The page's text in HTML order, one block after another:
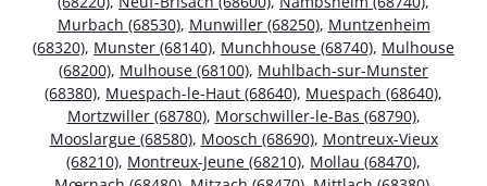
Murbach (68530), Munwiller (68250), Muntzenheim
(68320), Munster (68140), Munchhouse (68740), Mulhouse
(68200), Mulhouse (68100), Muhlbach-sur-Munster
(68380), Muespach-le-Haut (68640), Muespach (68640),
Mortzwiller (68780), Morschwiller-le-Bas (68790),
Mooslargue (68580), Moosch (68690), Montreux-Vieux
(68210), Montreux-Jeune (68210), Mollau (68470),